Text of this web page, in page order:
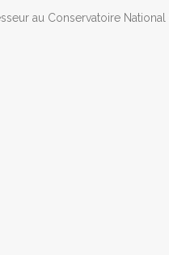
au Conservatoire